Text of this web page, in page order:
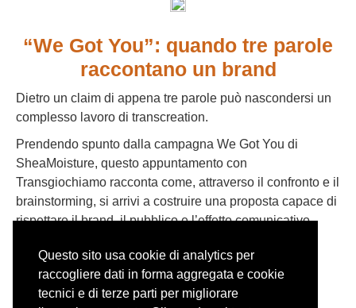
Questo sito usa cookie di analytics per
raccogliere dati in forma aggregata e cookie
tecnici e di terze parti per migliorare
“We Got You”: quando tre parole
raccontano un brand
Dietro un claim di appena tre parole può nascondersi un
complesso lavoro di transcreation.
Prendendo spunto dalla campagna We Got You di
SheaMoisture, questo appuntamento con
Transgiochiamo racconta come, attraverso il confronto e il
brainstorming, si arrivi a costruire una proposta capace di
rispettare il brand, il pubblico e l’effetto comunicativo